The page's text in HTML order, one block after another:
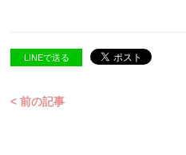
LINEで送る
< 前の記事